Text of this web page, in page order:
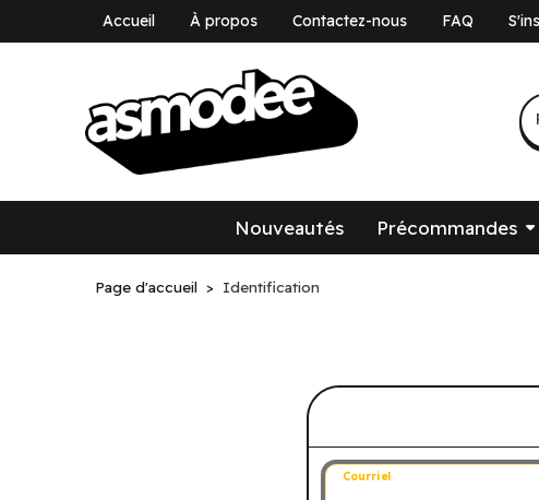
Accueil À propos Contactez-nous FAQ
Nouveautés Précommandes
Page d'accueil Identification
Connectez-vous
Courriel